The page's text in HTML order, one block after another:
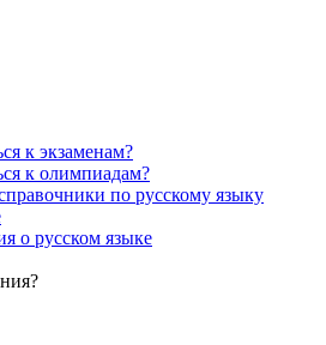
к экзаменам?
к олимпиадам?
по русскому языку
о русском языке